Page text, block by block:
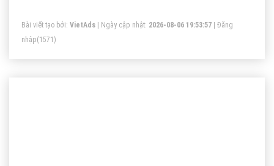
Bài viết tạo bởi: VietAds | Ngày cập nhật: 2026-08-06 19:53:57
Đăng
nhập(1571)